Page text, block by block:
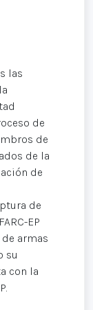
las
de
de
de la
de
de
EP
armas
su
con la